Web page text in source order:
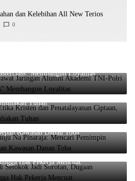
dan Kelebihan All New Terios
0
Jaringan Alumni Akademi TNI-
Membangun Loyalitas
Kristen dan Penatalayanan Ciptaan,
Tuhan
Na Pinaraja: Mencari Pemimpin
Kawasan Danau Toba
Jadi Sorotan, Dugaan
Hak Pekerja Mencuat